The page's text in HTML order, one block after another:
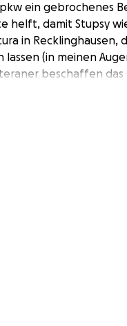
ein gebrochenes
helft, damit Stupsy
in Recklinghausen,
(in meinen
beschaffen das